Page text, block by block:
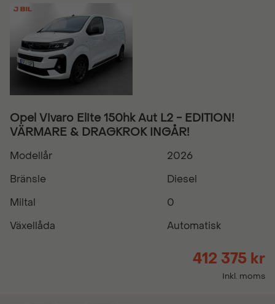
Opel Vivaro Elite 150hk Aut L2 - EDITION!
VÄRMARE & DRAGKROK INGÅR!
Modellår
2026
Bränsle
Diesel
Miltal
0
Växellåda
Automatisk
412 375 kr
Inkl. moms